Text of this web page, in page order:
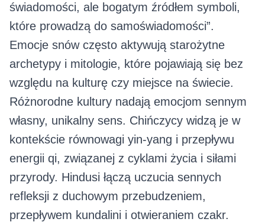
świadomości, ale bogatym źródłem symboli,
które prowadzą do samoświadomości”.
Emocje snów często aktywują starożytne
archetypy i mitologie, które pojawiają się bez
względu na kulturę czy miejsce na świecie.
Różnorodne kultury nadają emocjom sennym
własny, unikalny sens. Chińczycy widzą je w
kontekście równowagi yin-yang i przepływu
energii qi, związanej z cyklami życia i siłami
przyrody. Hindusi łączą uczucia sennych
refleksji z duchowym przebudzeniem,
przepływem kundalini i otwieraniem czakr.